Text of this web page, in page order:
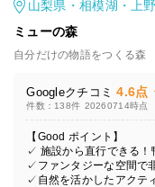
山梨県・相模湖・上
ミューの森
自分だけの物語をつくる森
Googleクチコミ 4.6点
件数：138件 20260714時点
【Good ポイント】
✓ 施設から直行できる！
✓ファンタジーな空間で
✓自然を活かしたアクテ